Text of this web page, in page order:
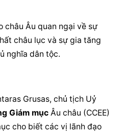
châu Âu quan ngại về sự
châu lục và sự gia tăng
nghĩa dân tộc.
Grusas, chủ tịch Uỷ
Giám mục Âu châu (CCEE)
cho biết các vị lãnh đạo